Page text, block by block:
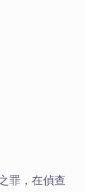
罪，在偵查